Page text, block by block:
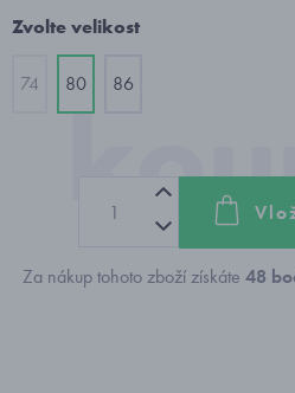
Zvolte velikost
74 80 86
Za nákup tohoto zboží získáte 48